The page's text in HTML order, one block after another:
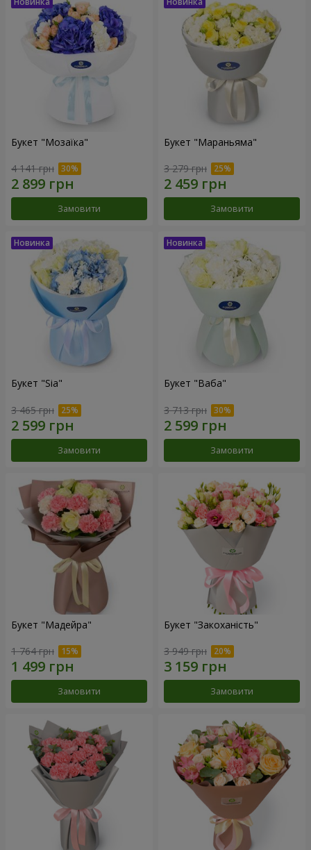
Букет "Мозаїка"
4 141 грн
Замовити
Букет "Мараньяма"
3 279 грн
Замовити
Букет "Sia"
3 465 грн
Замовити
Букет "Ваба"
3 713 грн
Замовити
Букет "Мадейра"
1 764 грн
Замовити
Букет "Закоханість"
3 949 грн
Замовити